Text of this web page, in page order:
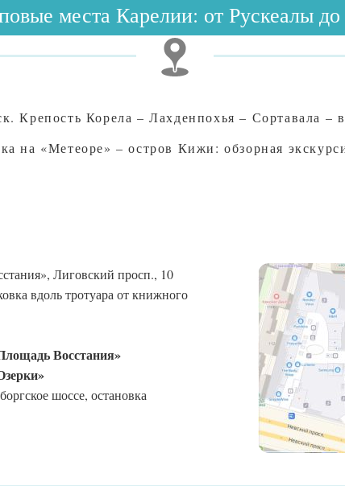
места Карелии: от Рускеалы
Крепость Корела – Лахденпохья – Сортавала
на «Метеоре» – остров Кижи: обзорная
Лиговский просп., 10
вдоль тротуара от книжного
Восстания»
шоссе, остановка